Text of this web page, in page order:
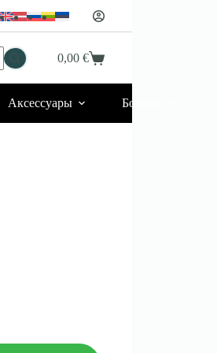
Корзина
0,00€
Аксессуары Больше